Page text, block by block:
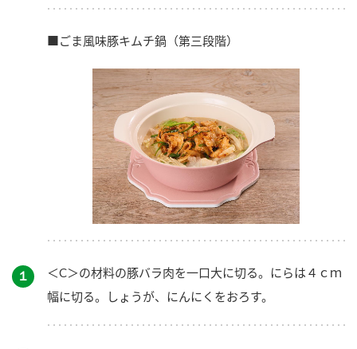
■ごま風味豚キムチ鍋（第三段階）
１
＜C＞の材料の豚バラ肉を一口大に切る。にらは４ｃｍ
幅に切る。しょうが、にんにくをおろす。